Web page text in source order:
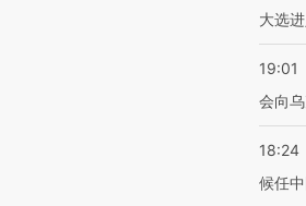
大选
19:01
会向
18:24
候任